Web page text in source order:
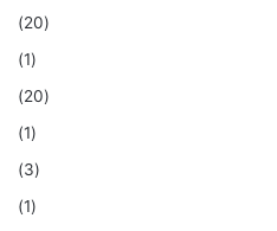
(20)
(1)
(20)
(1)
(3)
(1)